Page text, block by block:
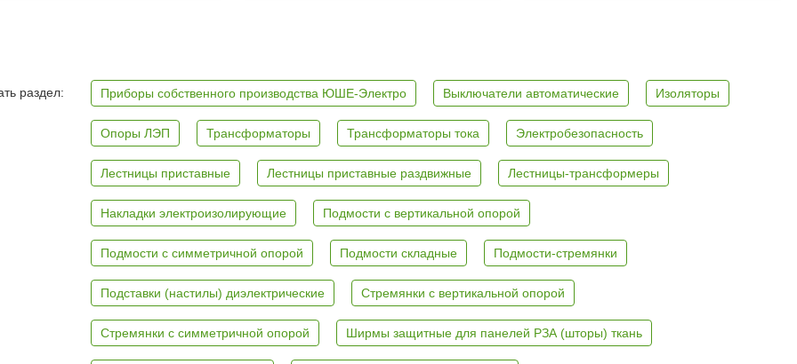
раздел: Приборы собственного производства ЮШЕ-Электро Выключатели автоматические Изоляторы
Опоры ЛЭП Трансформаторы Трансформаторы тока Электробезопасность
Лестницы приставные Лестницы приставные раздвижные Лестницы-трансформеры
Накладки электроизолирующие Подмости с вертикальной опорой
Подмости с симметричной опорой Подмости складные Подмости-стремянки
Подставки (настилы) диэлектрические Стремянки с вертикальной опорой
Стремянки с симметричной опорой Ширмы защитные для панелей РЗА (шторы) ткань